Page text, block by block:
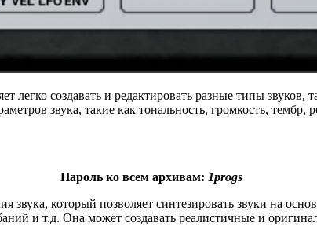
создавать и редактировать разные типы
звука, такие как тональность, громкость,
Пароль ко всем архивам: 1progs
который позволяет синтезировать звуки на
и т.д. Она может создавать реалистичные и